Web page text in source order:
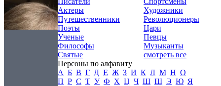
Актеры
Путешественники
Поэты
Ученые
Философы
Святые
Художники
Революционеры
Цари
Певцы
Музыканты
смотреть все
Персоны по алфавиту
А Б В Г Д Е Ж З И К Л М Н О
П Р С Т У Ф Х Ц Ч Ш Щ Э Ю Я